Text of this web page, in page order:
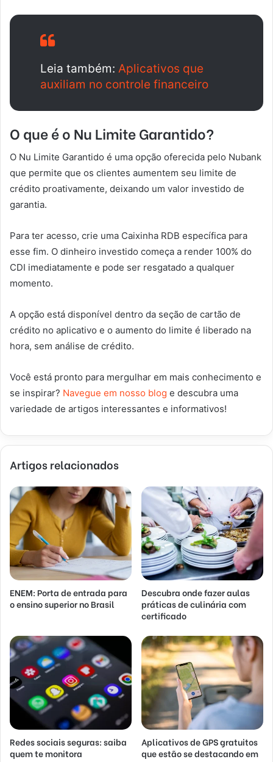
Leia também: Aplicativos que
auxiliam no controle financeiro
O que é o Nu Limite Garantido?
O Nu Limite Garantido é uma opção oferecida pelo Nubank
que permite que os clientes aumentem seu limite de
crédito proativamente, deixando um valor investido de
garantia.
Para ter acesso, crie uma Caixinha RDB específica para
esse fim. O dinheiro investido começa a render 100% do
CDI imediatamente e pode ser resgatado a qualquer
momento.
A opção está disponível dentro da seção de cartão de
crédito no aplicativo e o aumento do limite é liberado na
hora, sem análise de crédito.
Você está pronto para mergulhar em mais conhecimento e
se inspirar? Navegue em nosso blog e descubra uma
variedade de artigos interessantes e informativos!
Artigos relacionados
ENEM: Porta de entrada para
o ensino superior no Brasil
Descubra onde fazer aulas
práticas de culinária com
certificado
Redes sociais seguras: saiba
quem te monitora
Aplicativos de GPS gratuitos
que estão se destacando em